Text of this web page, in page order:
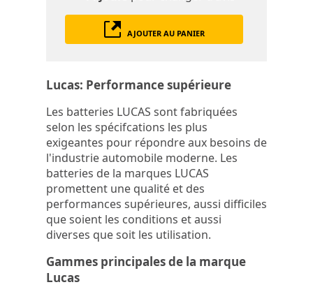
AJOUTER AU PANIER
Lucas: Performance supérieure
Les batteries LUCAS sont fabriquées
selon les spécifcations les plus
exigeantes pour répondre aux besoins de
l'industrie automobile moderne. Les
batteries de la marques LUCAS
promettent une qualité et des
performances supérieures, aussi difficiles
que soient les conditions et aussi
diverses que soit les utilisation.
Gammes principales de la marque
Lucas